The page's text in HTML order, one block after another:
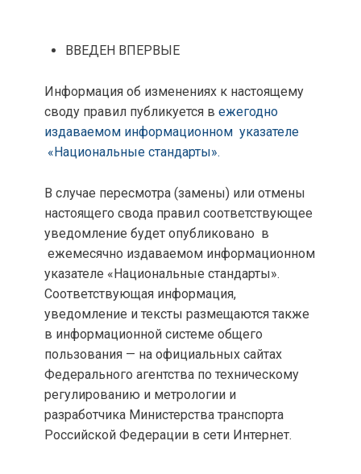
ВВЕДЕН ВПЕРВЫЕ
Информация об изменениях к настоящему
своду правил публикуется в ежегодно
издаваемом информационном указателе
«Национальные стандарты».
В случае пересмотра (замены) или отмены
настоящего свода правил соответствующее
уведомление будет опубликовано в
ежемесячно издаваемом информационном
указателе «Национальные стандарты».
Соответствующая информация,
уведомление и тексты размещаются также
в информационной системе общего
пользования — на официальных сайтах
Федерального агентства по техническому
регулированию и метрологии и
разработчика Министерства транспорта
Российской Федерации в сети Интернет.